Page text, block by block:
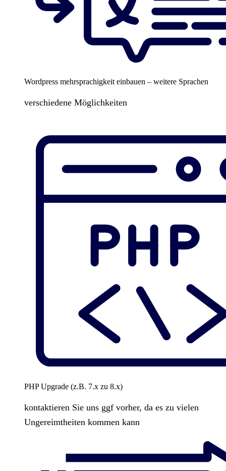
Wordpress mehrsprachigkeit einbauen – weitere Sprachen
verschiedene Möglichkeiten
PHP Upgrade (z.B. 7.x zu 8.x)
kontaktieren Sie uns ggf vorher, da es zu vielen
Ungereimtheiten kommen kann